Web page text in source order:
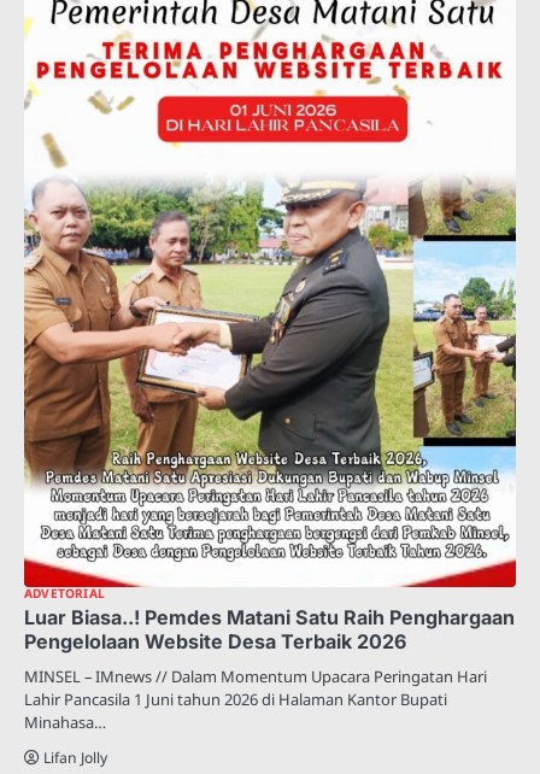
ADVETORIAL
Luar Biasa..! Pemdes Matani Satu Raih Penghargaan
Pengelolaan Website Desa Terbaik 2026
MINSEL – IMnews // Dalam Momentum Upacara Peringatan Hari
Lahir Pancasila 1 Juni tahun 2026 di Halaman Kantor Bupati
Minahasa…
Lifan Jolly